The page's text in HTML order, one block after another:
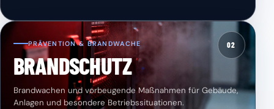
02
PRÄVENTION & BRANDWACHE
BRANDSCHUTZ
Brandwachen und vorbeugende Maßnahmen für Gebäude,
Anlagen und besondere Betriebssituationen.